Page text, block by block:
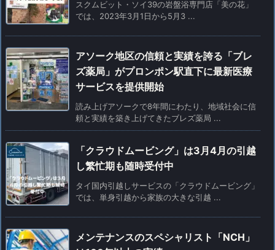
スクムビット・ソイ39の岩盤浴専門店「美の花」
では、2023年3月1日から5月3 ...
アソーク地区の信頼と実績を誇る「ブレ
ズ薬局」がプロンポン駅直下に最新医療
サービスを提供開始
読み上げアソークで8年間にわたり、地域社会に信
頼と実績を築き上げてきたブレズ薬局 ...
「クラウドムービング」は3月4月の引越
し繁忙期も随時受付中
タイ国内引越しサービスの「クラウドムービング」
では、単身引越から家族の大きな引越 ...
メンテナンスのスペシャリスト「NCH」